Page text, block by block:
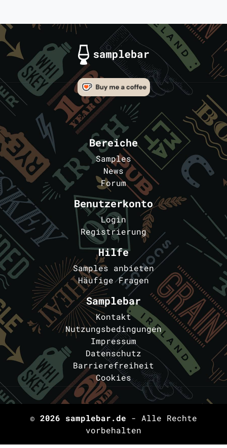
Bereiche
Samples
News
Forum
Benutzerkonto
Login
Registrierung
Hilfe
Samples anbieten
Häufige Fragen
Samplebar
Kontakt
Nutzungsbedingungen
Impressum
Datenschutz
Barrierefreiheit
Cookies
© 2026 samplebar.de - Alle Rechte
vorbehalten